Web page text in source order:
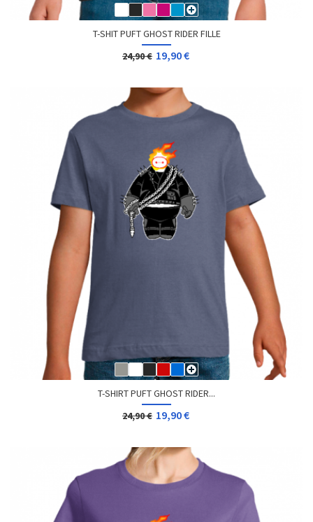
T-SHIT PUFT GHOST RIDER FILLE
24,90 € 19,90 €
T-SHIRT PUFT GHOST RIDER...
24,90 € 19,90 €